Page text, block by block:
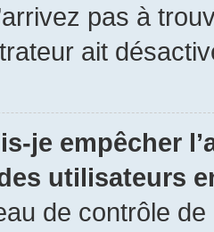
pas à
ait
je empêcher
utilisateurs
de contrôle